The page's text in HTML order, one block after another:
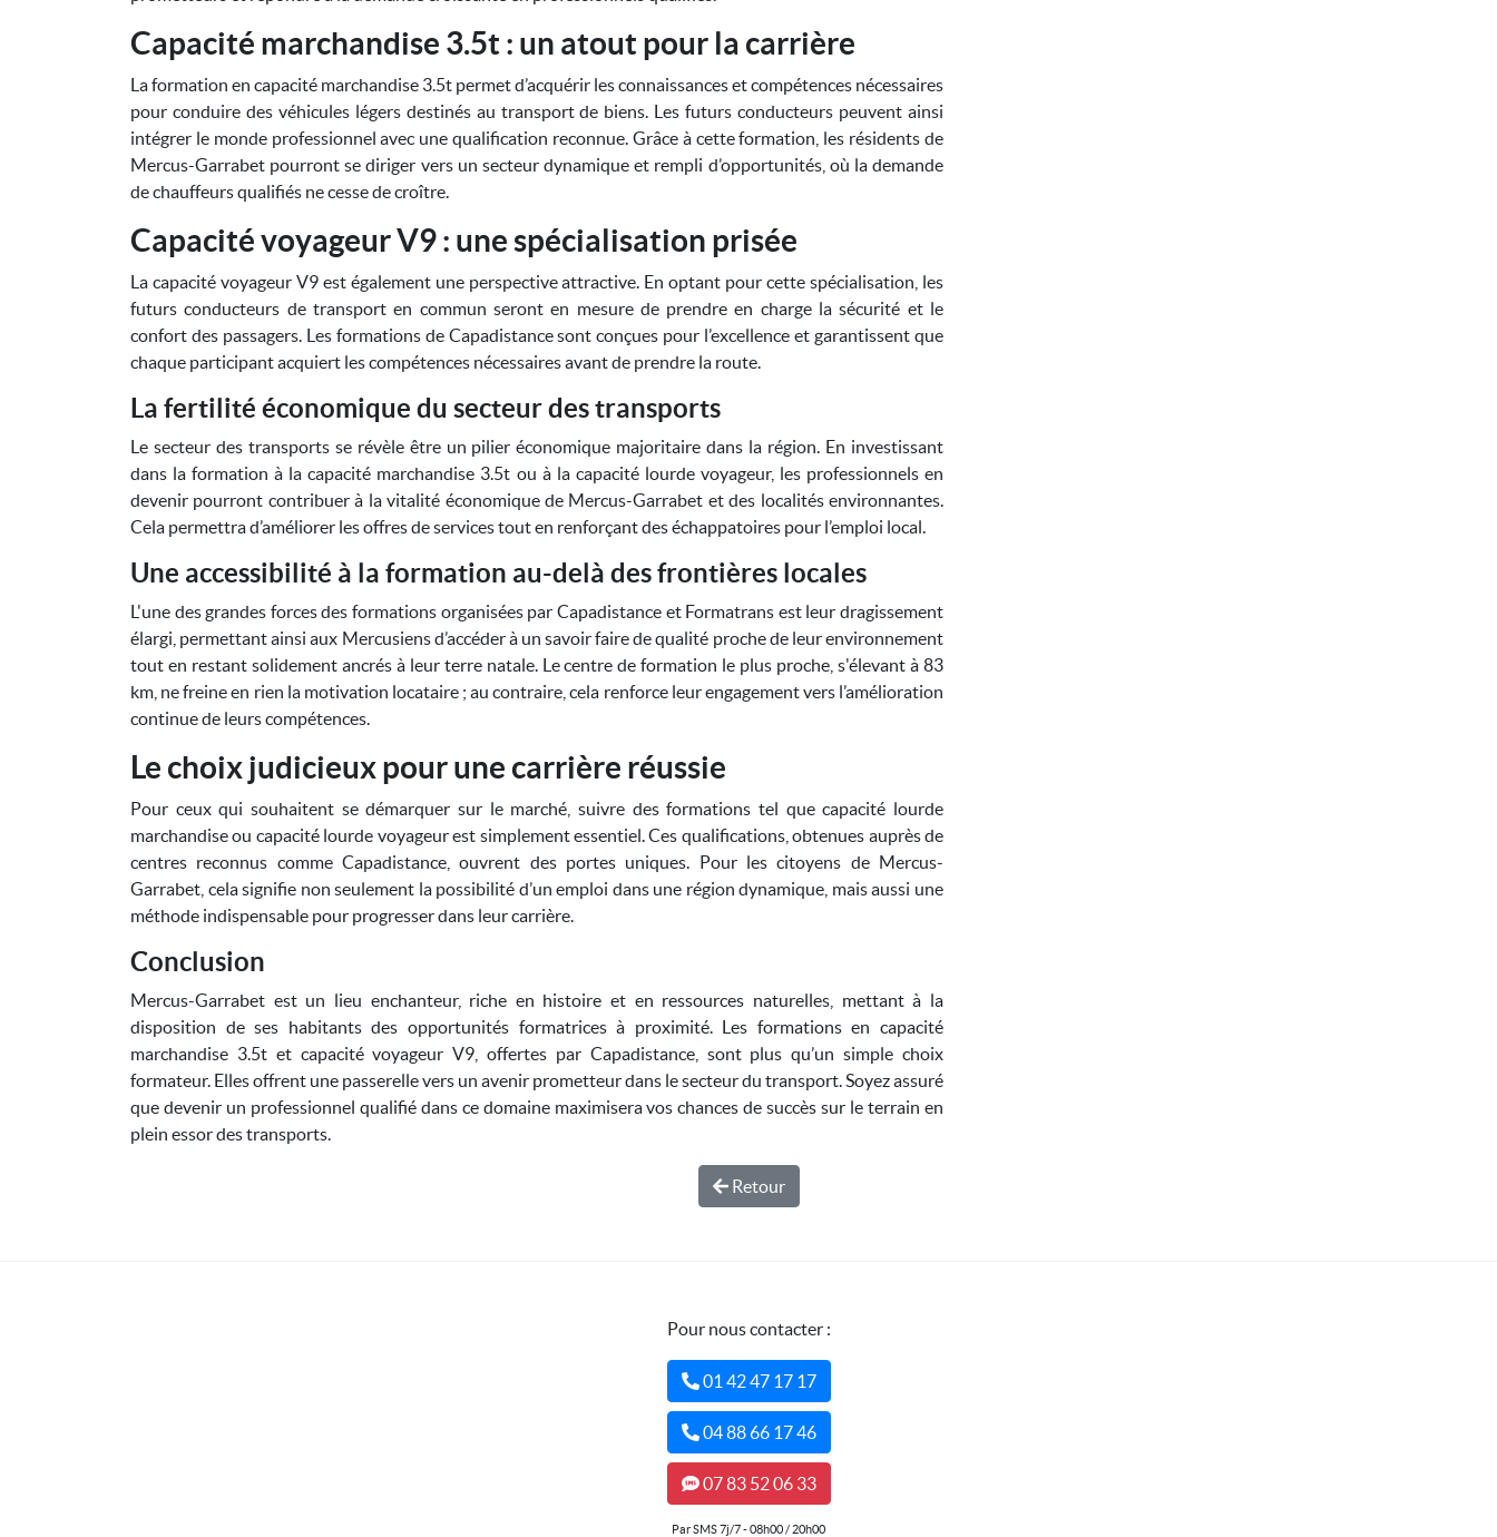
Capacité marchandise 3.5t : un atout pour la carrière
La formation en capacité marchandise 3.5t permet d’acquérir les connaissances et compétences nécessaires
pour conduire des véhicules légers destinés au transport de biens. Les futurs conducteurs peuvent ainsi
intégrer le monde professionnel avec une qualification reconnue. Grâce à cette formation, les résidents de
Mercus-Garrabet pourront se diriger vers un secteur dynamique et rempli d’opportunités, où la demande
de chauffeurs qualifiés ne cesse de croître.
Capacité voyageur V9 : une spécialisation prisée
La capacité voyageur V9 est également une perspective attractive. En optant pour cette spécialisation, les
futurs conducteurs de transport en commun seront en mesure de prendre en charge la sécurité et le
confort des passagers. Les formations de Capadistance sont conçues pour l’excellence et garantissent que
chaque participant acquiert les compétences nécessaires avant de prendre la route.
La fertilité économique du secteur des transports
Le secteur des transports se révèle être un pilier économique majoritaire dans la région. En investissant
dans la formation à la capacité marchandise 3.5t ou à la capacité lourde voyageur, les professionnels en
devenir pourront contribuer à la vitalité économique de Mercus-Garrabet et des localités environnantes.
Cela permettra d’améliorer les offres de services tout en renforçant des échappatoires pour l’emploi local.
Une accessibilité à la formation au-delà des frontières locales
L'une des grandes forces des formations organisées par Capadistance et Formatrans est leur dragissement
élargi, permettant ainsi aux Mercusiens d’accéder à un savoir faire de qualité proche de leur environnement
tout en restant solidement ancrés à leur terre natale. Le centre de formation le plus proche, s'élevant à 83
km, ne freine en rien la motivation locataire ; au contraire, cela renforce leur engagement vers l’amélioration
continue de leurs compétences.
Le choix judicieux pour une carrière réussie
Pour ceux qui souhaitent se démarquer sur le marché, suivre des formations tel que capacité lourde
marchandise ou capacité lourde voyageur est simplement essentiel. Ces qualifications, obtenues auprès de
centres reconnus comme Capadistance, ouvrent des portes uniques. Pour les citoyens de Mercus-
Garrabet, cela signifie non seulement la possibilité d’un emploi dans une région dynamique, mais aussi une
méthode indispensable pour progresser dans leur carrière.
Conclusion
Mercus-Garrabet est un lieu enchanteur, riche en histoire et en ressources naturelles, mettant à la
disposition de ses habitants des opportunités formatrices à proximité. Les formations en capacité
marchandise 3.5t et capacité voyageur V9, offertes par Capadistance, sont plus qu’un simple choix
formateur. Elles offrent une passerelle vers un avenir prometteur dans le secteur du transport. Soyez assuré
que devenir un professionnel qualifié dans ce domaine maximisera vos chances de succès sur le terrain en
plein essor des transports.
Retour
Pour nous contacter :
01 42 47 17 17
04 88 66 17 46
07 83 52 06 33
Par SMS 7j/7 - 08h00 / 20h00